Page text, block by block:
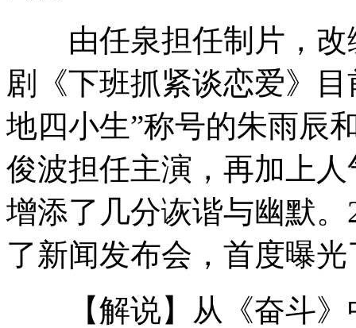
宠物鼬接替章鱼保罗将预测欧洲杯
记者直击追踪东北豹全程
章子怡否认“被调查 禁出境”
由任泉担任制片，改
剧《下班抓紧谈恋爱》
地四小生”称号的朱雨辰
俊波担任主演，再加上
增添了几分诙谐与幽默
了新闻发布会，首度曝
【解说】从《奋斗》